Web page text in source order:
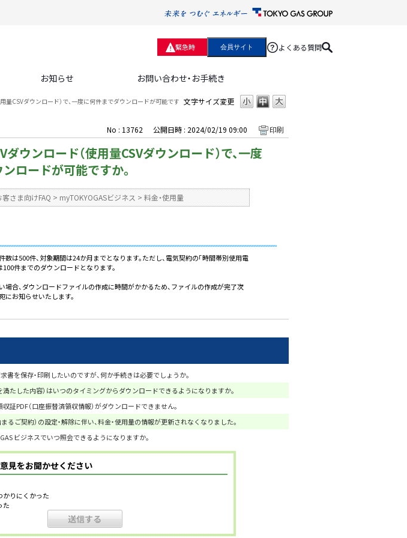
緊急時 会員サイト よくある質問
お知らせ お問い合わせ・お手続き
文字サイズ変更
量CSVダウンロード）で、一度に何件までダウンロードが可能です
No : 13762 公開日時 : 2024/02/19 09:00 印刷
ダウンロード（使用量CSVダウンロード）で、一度
ロードが可能ですか。
さま向けFAQ > myTOKYOGASビジネス > 料金・使用量
は500件、対象期間は24か月までとなります。ただし、電気契約の「時間帯別使用電
100件までのダウンロードとなります。
場合、ダウンロードファイルの作成に時間がかかるため、ファイルの作成が完了次
お知らせいたします。
書を保存・印刷したいのですが、何か手続きは必要でしょうか。
たした内容）はいつのタイミングからダウンロードできるようになりますか。
証PDF（口座振替済領収情報）がダウンロードできません。
るご契約）の設定・解除に伴い、料金・使用量の情報が更新されなくなりました。
ビジネスでいつ照会できるようになりますか。
見をお聞かせください
かりにくかった
た